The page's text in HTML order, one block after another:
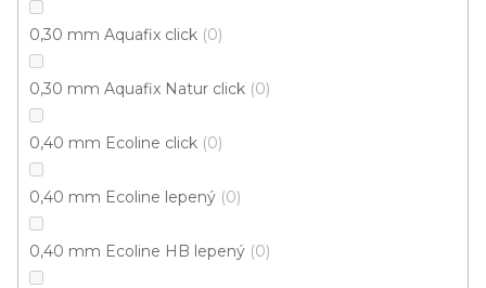
0,30 mm Aquafix click 0
0,30 mm Aquafix Natur click 0
0,40 mm Ecoline click 0
0,40 mm Ecoline lepený 0
0,40 mm Ecoline HB lepený 0
od659 Kč/ m2
674 Kč
Fix 40 (lepená) Fix 55V (lepená)